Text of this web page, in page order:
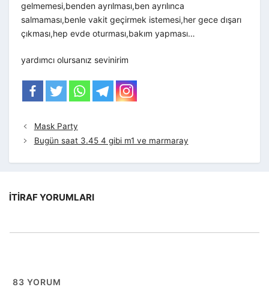
gelmemesi,benden ayrılması,ben ayrılınca
salmaması,benle vakit geçirmek istemesi,her gece dışarı
çıkması,hep evde oturması,bakım yapması…
yardımcı olursanız sevinirim
Mask Party
Bugün saat 3.45 4 gibi m1 ve marmaray
İTIRAF YORUMLARI
83 YORUM